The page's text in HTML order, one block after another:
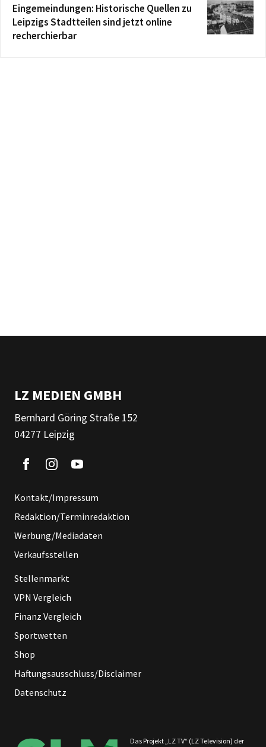
Eingemeindungen: Historische Quellen zu
Leipzigs Stadtteilen sind jetzt online
recherchierbar
LZ MEDIEN GMBH
Bernhard Göring Straße 152
04277 Leipzig
Kontakt/Impressum
Redaktion/Terminredaktion
Werbung/Mediadaten
Verkaufsstellen
Stellenmarkt
VPN Vergleich
Finanz Vergleich
Sportwetten
Shop
Haftungsausschluss/Disclaimer
Datenschutz
Das Projekt „LZ TV“ (LZ Television) der